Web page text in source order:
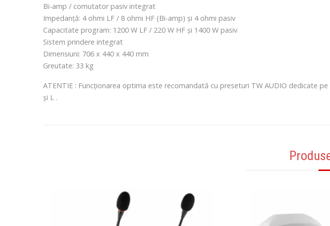
Bi-amp / comutator pasiv integrat
Impedanță: 4 ohmi LF / 8 ohmi HF (Bi-amp) și 4 ohmi pasiv
Capacitate program: 1200 W LF / 220 W HF și 1400 W pasiv
Sistem prindere integrat
Dimensiuni: 706 x 440 x 440 mm
Greutate: 33 kg
ATENTIE : Funcționarea optima este recomandată cu preseturi TW AUDIO dedicate
și L .